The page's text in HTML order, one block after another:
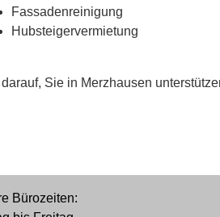
Fassadenreinigung
Hubsteigervermietung
Sie in Merzhausen
Bürozeiten: